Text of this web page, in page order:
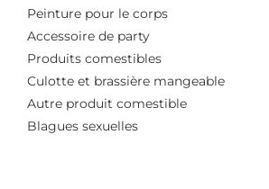
Peinture pour le corps
Accessoire de party
Produits comestibles
Culotte et brassière mangeable
Autre produit comestible
Blagues sexuelles